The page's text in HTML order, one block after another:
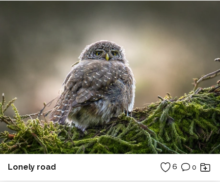
Lonely road 6 0